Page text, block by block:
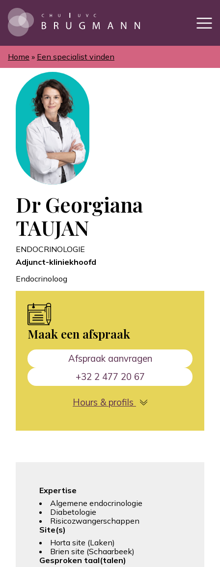
en
naar
de
gaan
Kruimelpad
Home Een specialist vinden
Dr Georgiana
TAUJAN
ENDOCRINOLOGIE
Adjunct-kliniekhoofd
Endocrinoloog
Maak een afspraak
Afspraak aanvragen
+32 2 477 20 67
Hours & profils
Expertise
Algemene endocrinologie
Diabetologie
Risicozwangerschappen
Site(s)
Horta site (Laken)
Brien site (Schaarbeek)
Gesproken taal(talen)